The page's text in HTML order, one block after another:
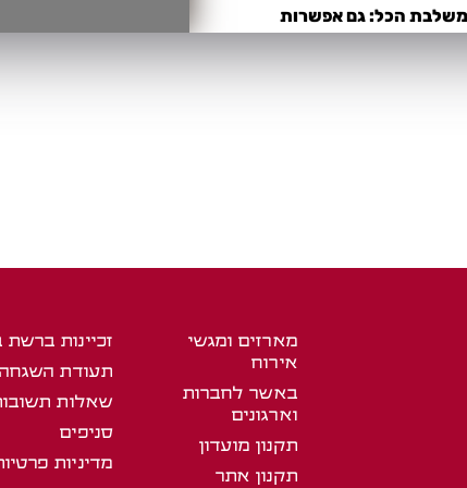
מארזים ומגשי
אירוח
באשר לחברות
וארגונים
תקנון מועדון
תקנון אתר
זכיינות
תעודת
שאלות
סניפים
מדיניות